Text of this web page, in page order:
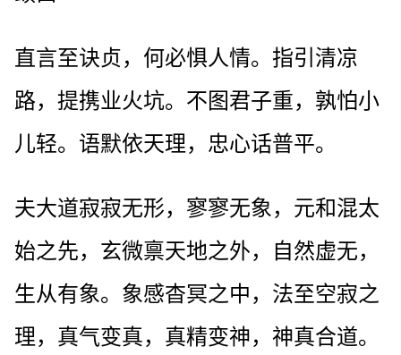
直言至诀贞，何必惧人情。指引清凉
路，提携业火坑。不图君子重，孰怕小
儿轻。语默依天理，忠心话普平。
夫大道寂寂无形，寥寥无象，元和混太
始之先，玄微禀天地之外，自然虚无，
生从有象。象感杳冥之中，法至空寂之
理，真气变真，真精变神，神真合道。